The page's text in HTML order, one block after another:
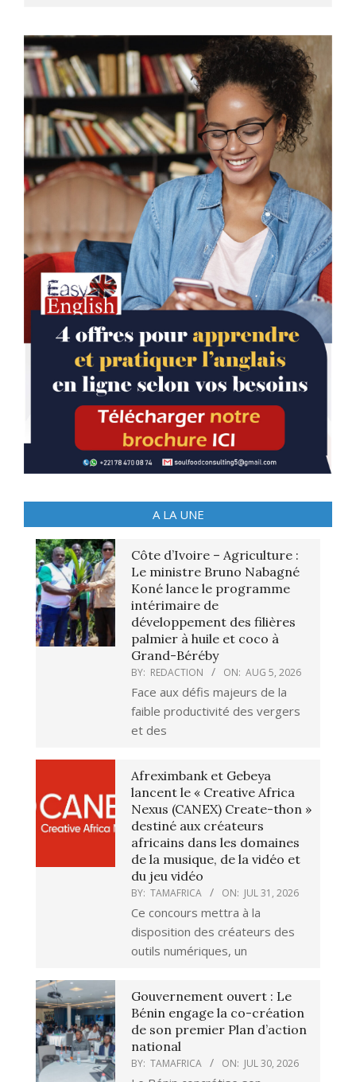
A LA UNE
Côte d’Ivoire – Agriculture :
Le ministre Bruno Nabagné
Koné lance le programme
intérimaire de
développement des filières
palmier à huile et coco à
Grand-Béréby
BY: REDACTION ON: AUG 5, 2026
Face aux défis majeurs de la
faible productivité des vergers
et des
Afreximbank et Gebeya
lancent le « Creative Africa
Nexus (CANEX) Create-thon »
destiné aux créateurs
africains dans les domaines
de la musique, de la vidéo et
du jeu vidéo
BY: TAMAFRICA ON: JUL 31, 2026
Ce concours mettra à la
disposition des créateurs des
outils numériques, un
Gouvernement ouvert : Le
Bénin engage la co-création
de son premier Plan d’action
national
BY: TAMAFRICA ON: JUL 30, 2026